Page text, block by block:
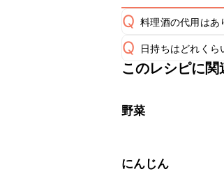
Q 料理酒の代用はあ
A
Q 日持ちはどれくら
こちらのレシピ
※日持ちは目安です
このレシピに関
野菜
にんじん